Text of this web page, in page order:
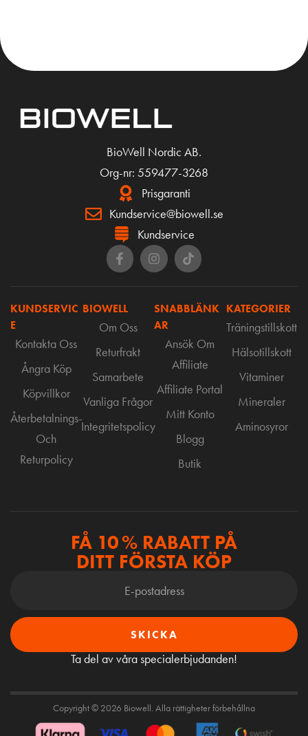
BioWell Nordic AB.
Org-nr: 559477-3268
Prisgaranti
Kundservice@biowell.se
Kundservice
KUNDSERVIC
E
Kontakta Oss
Ångra Köp
Köpvillkor
Återbetalnings-
Och
Returpolicy
BIOWELL
Om Oss
Returfrakt
Samarbete
Vanliga Frågor
Integritetspolicy
SNABBLÄNK
AR
Ansök Om
Affiliate
Affiliate Portal
Mitt Konto
Blogg
Butik
KATEGORIER
Träningstillskott
Hälsotillskott
Vitaminer
Mineraler
Aminosyror
FÅ 10 % RABATT PÅ
DITT FÖRSTA KÖP
SKICKA
Ta del av våra specialerbjudanden!
Copyright © 2026 Biowell. Alla rättigheter förbehållna